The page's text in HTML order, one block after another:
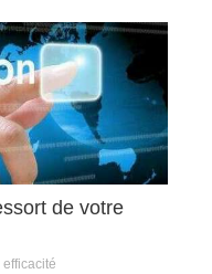
de votre
efficacité